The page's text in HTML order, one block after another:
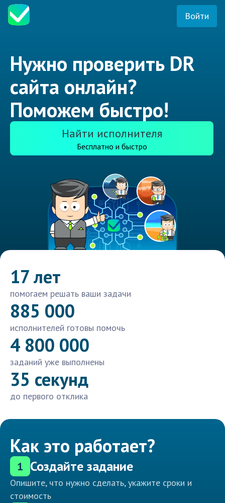
Войти
Нужно проверить DR
сайта онлайн?
Поможем быстро!
Найти исполнителя
Бесплатно и быстро
17 лет
помогаем решать ваши задачи
885 000
исполнителей готовы помочь
4 800 000
заданий уже выполнены
35 секунд
до первого отклика
Как это работает?
1 Создайте задание
Опишите, что нужно сделать, укажите сроки и
стоимость